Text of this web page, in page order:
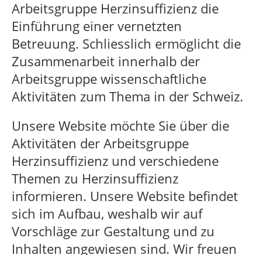
Arbeitsgruppe Herzinsuffizienz die
Einführung einer vernetzten
Betreuung. Schliesslich ermöglicht die
Zusammenarbeit innerhalb der
Arbeitsgruppe wissenschaftliche
Aktivitäten zum Thema in der Schweiz.
Unsere Website möchte Sie über die
Aktivitäten der Arbeitsgruppe
Herzinsuffizienz und verschiedene
Themen zu Herzinsuffizienz
informieren. Unsere Website befindet
sich im Aufbau, weshalb wir auf
Vorschläge zur Gestaltung und zu
Inhalten angewiesen sind. Wir freuen